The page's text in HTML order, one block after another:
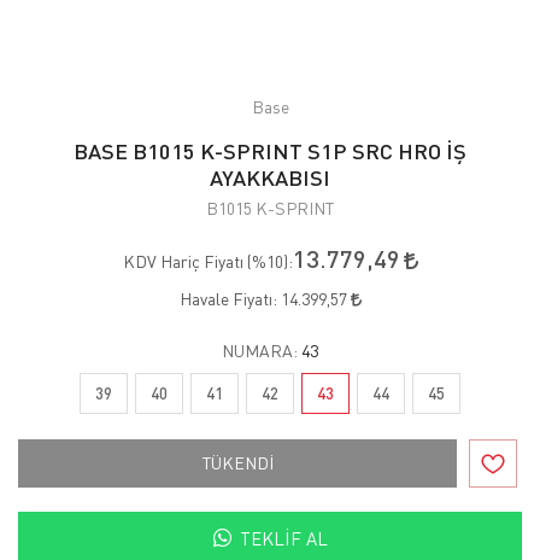
Base
BASE B1015 K-SPRINT S1P SRC HRO İŞ
AYAKKABISI
B1015 K-SPRINT
KDV Hariç Fiyatı (%10):13.779,49
Havale Fiyatı: 14.399,57
NUMARA: 43
39 40 41 42 43 44 45
TÜKENDİ
TEKLIF AL